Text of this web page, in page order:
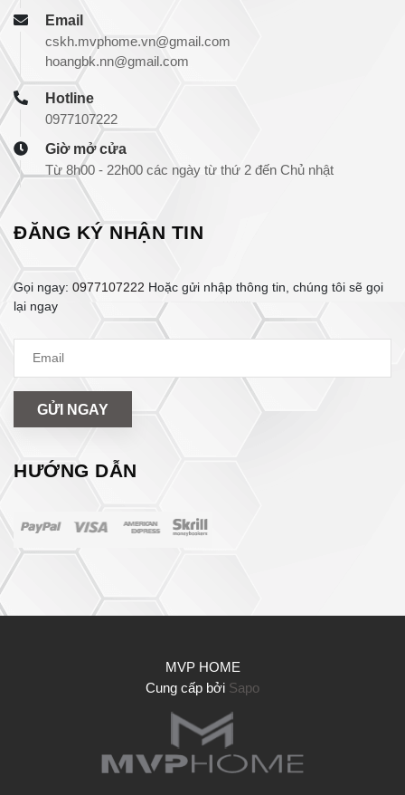
Email
cskh.mvphome.vn@gmail.com
hoangbk.nn@gmail.com
Hotline
0977107222
Giờ mở cửa
Từ 8h00 - 22h00 các ngày từ thứ 2 đến Chủ nhật
ĐĂNG KÝ NHẬN TIN
Gọi ngay: 0977107222 Hoặc gửi nhập thông tin, chúng tôi sẽ gọi
lại ngay
GỬI NGAY
HƯỚNG DẪN
MVP HOME
Cung cấp bởi Sapo